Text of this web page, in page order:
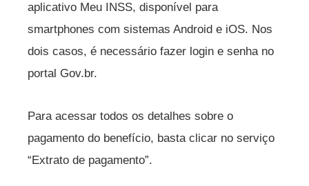
aplicativo Meu INSS, disponível para
smartphones com sistemas Android e iOS. Nos
dois casos, é necessário fazer login e senha no
portal Gov.br.
Para acessar todos os detalhes sobre o
pagamento do benefício, basta clicar no serviço
“Extrato de pagamento”.